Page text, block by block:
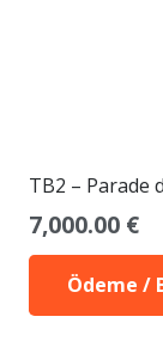
TB2 – Parade
7,000.00 €
Ödeme /